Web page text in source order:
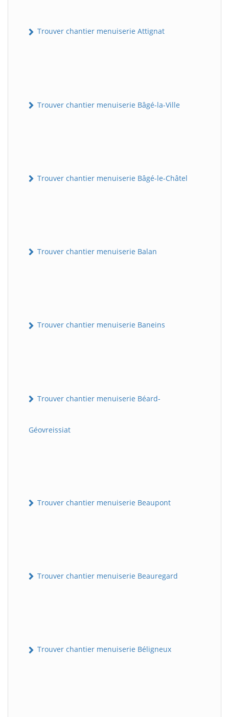
Trouver chantier menuiserie Attignat
Trouver chantier menuiserie Bâgé-la-Ville
Trouver chantier menuiserie Bâgé-le-Châtel
Trouver chantier menuiserie Balan
Trouver chantier menuiserie Baneins
Trouver chantier menuiserie Béard-
Géovreissiat
Trouver chantier menuiserie Beaupont
Trouver chantier menuiserie Beauregard
Trouver chantier menuiserie Béligneux